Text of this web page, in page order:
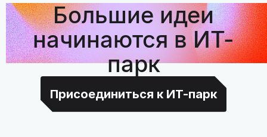
Большие идеи
начинаются в ИТ-
парк
Присоединиться к ИТ-парк